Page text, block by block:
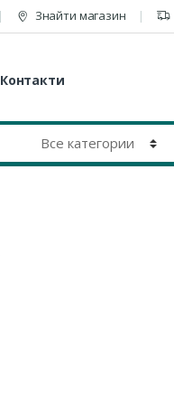
Знайти магазин
Контакти